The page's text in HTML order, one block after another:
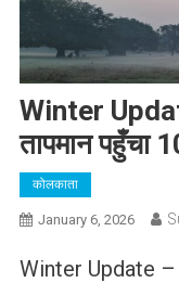
Winter
तापमान पहुँचा
कोलकाता
January 6, 2026
Winter Update –